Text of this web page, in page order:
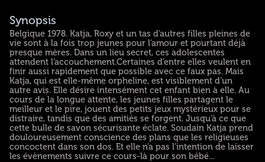
Synopsis
Belgique 1978. Katja, Roxy et un tas d’autres filles pleines de
vie sont à la fois trop jeunes pour l’amour et pourtant déjà
presque mères. Dans un lieu secret, ces adolescentes
attendent l’accouchement.Certaines d’entre elles veulent en
finir aussi rapidement que possible avec ce faux pas. Mais
Katja, qui est elle-même orpheline, est visiblement d’un
autre avis. Elle désire intensément cet enfant bien à elle. Au
cours de la longue attente, les jeunes filles partagent le
meilleur et le pire, jouent des petits jeux mystérieux pour se
distraire, tandis que des amitiés se forgent. Jusqu’à ce que
cette bulle de savon sécurisante éclate. Soudain Katja prend
douloureusement conscience des plans que les religieuses
concoctent dans son dos. Et elle n’a pas l’intention de laisser
les évènements suivre ce cours-là pour son bébé...